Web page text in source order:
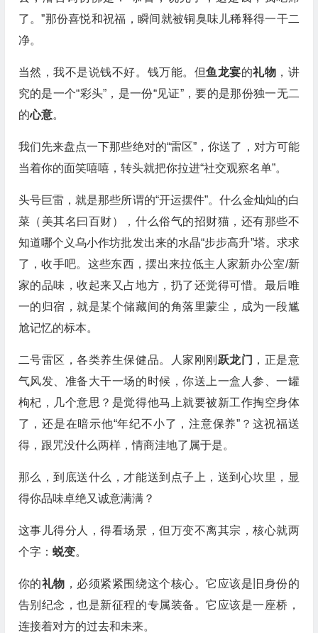
了。”那份喜悦和祝福，瞬间就被铜臭味儿稀释得一干二
净。
当然，我不是说钱不好。钱万能。但鱼龙宴的礼物 ，讲
究的是一个“彩头”，是一份“见证”，要的是那份独一无二
的心意。
我们先来盘点一下那些绝对的“雷区”，你送了，对方可能
当着你的面笑嘻嘻，转头就把你拉进“社交观察名单”。
头号巨雷，就是那些所谓的“开运摆件”。什么金灿灿的白
菜（美其名曰百财），什么俗气的招财猫，还有那些不
知道哪个义乌小作坊批发出来的水晶“步步高升”塔。求求
了，收手吧。这些东西，摆出来拉低主人家新办公室/新
家的品味，收起来又占地方，扔了还觉得可惜。最后唯
一的归宿，就是某个储藏间的角落里蒙尘，成为一段尴
尬记忆的标本。
二号雷区，各类养生保健品。人家刚刚 跃龙门 ，正是意
气风发、准备大干一场的时候，你送上一盒人参、一罐
枸杞，几个意思？是觉得他马上就要被新工作掏空身体
了，还是在暗示他“年纪不小了，注意保养”？这祝福送
得，跟咒没什么两样，情商洼地了属于是。
那么，到底送什么，才能送到点子上，送到心坎里，显
得你品味卓绝又诚意满满？
这事儿得分人，得看场景，但万变不离其宗，核心就两
个字： 蜕变。
你的礼物 ，必须紧紧围绕这个核心。它应该是旧身份的
告别纪念，也是新征程的专属装备。它应该是一座桥，
连接着对方的过去和未来。